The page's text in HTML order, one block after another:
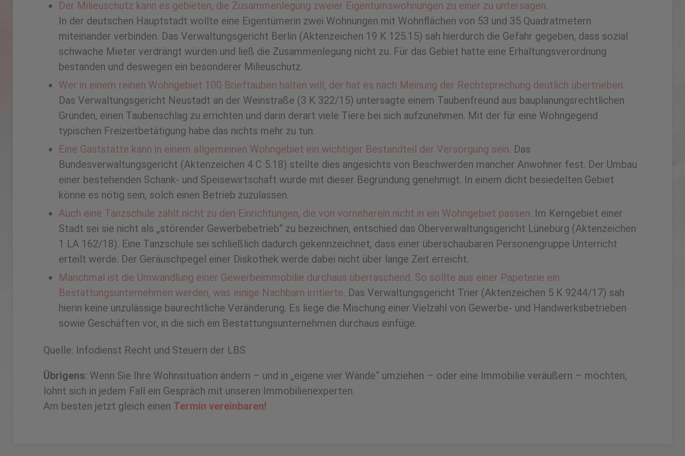
Der Milieuschutz kann es gebieten, die Zusammenlegung zweier Eigentumswohnungen zu einer zu untersagen.
In der deutschen Hauptstadt wollte eine Eigentümerin zwei Wohnungen mit Wohnflächen von 53 und 35 Quadratmetern
miteinander verbinden. Das Verwaltungsgericht Berlin (Aktenzeichen 19 K 125.15) sah hierdurch die Gefahr gegeben, dass sozial
schwache Mieter verdrängt würden und ließ die Zusammenlegung nicht zu. Für das Gebiet hatte eine Erhaltungsverordnung
bestanden und deswegen ein besonderer Milieuschutz.
Wer in einem reinen Wohngebiet 100 Brieftauben halten will, der hat es nach Meinung der Rechtsprechung deutlich übertrieben.
Das Verwaltungsgericht Neustadt an der Weinstraße (3 K 322/15) untersagte einem Taubenfreund aus bauplanungsrechtlichen
Gründen, einen Taubenschlag zu errichten und darin derart viele Tiere bei sich aufzunehmen. Mit der für eine Wohngegend
typischen Freizeitbetätigung habe das nichts mehr zu tun.
Eine Gaststätte kann in einem allgemeinen Wohngebiet ein wichtiger Bestandteil der Versorgung sein. Das
Bundesverwaltungsgericht (Aktenzeichen 4 C 5.18) stellte dies angesichts von Beschwerden mancher Anwohner fest. Der Umbau
einer bestehenden Schank- und Speisewirtschaft wurde mit dieser Begründung genehmigt. In einem dicht besiedelten Gebiet
könne es nötig sein, solch einen Betrieb zuzulassen.
Auch eine Tanzschule zählt nicht zu den Einrichtungen, die von vorneherein nicht in ein Wohngebiet passen. Im Kerngebiet einer
Stadt sei sie nicht als „störender Gewerbebetrieb“ zu bezeichnen, entschied das Oberverwaltungsgericht Lüneburg (Aktenzeichen
1 LA 162/18). Eine Tanzschule sei schließlich dadurch gekennzeichnet, dass einer überschaubaren Personengruppe Unterricht
erteilt werde. Der Geräuschpegel einer Diskothek werde dabei nicht über lange Zeit erreicht.
Manchmal ist die Umwandlung einer Gewerbeimmobilie durchaus überraschend. So sollte aus einer Papeterie ein
Bestattungsunternehmen werden, was einige Nachbarn irritierte. Das Verwaltungsgericht Trier (Aktenzeichen 5 K 9244/17) sah
hierin keine unzulässige baurechtliche Veränderung. Es liege die Mischung einer Vielzahl von Gewerbe- und Handwerksbetrieben
sowie Geschäften vor, in die sich ein Bestattungsunternehmen durchaus einfüge.
Quelle: Infodienst Recht und Steuern der LBS
Übrigens: Wenn Sie Ihre Wohnsituation ändern – und in „eigene vier Wände“ umziehen – oder eine Immobilie veräußern – möchten,
lohnt sich in jedem Fall ein Gespräch mit unseren Immobilienexperten.
Am besten jetzt gleich einen Termin vereinbaren!